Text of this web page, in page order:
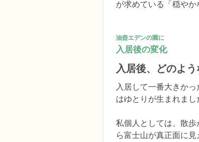
が求めている「穏や
油壺エデンの園に
入居後の変化
入居後、どのよ
入居して一番大きかっ
はゆとりが生まれまし
私個人としては、散
ら富士山が真正面に